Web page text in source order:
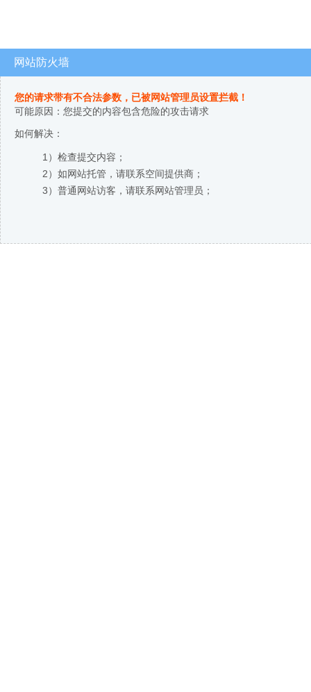
网站防火墙
您的请求带有不合法参数，已被网站管理员设置拦截！
可能原因：您提交的内容包含危险的攻击请求
如何解决：
1）检查提交内容；
2）如网站托管，请联系空间提供商；
3）普通网站访客，请联系网站管理员；